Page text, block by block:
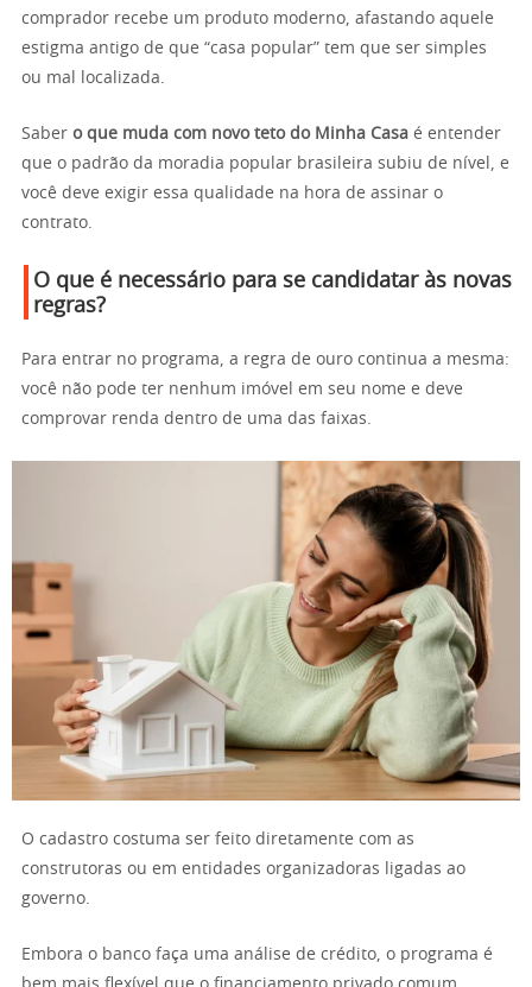
comprador recebe um produto moderno, afastando aquele
estigma antigo de que “casa popular” tem que ser simples
ou mal localizada.
Saber o que muda com novo teto do Minha Casa é entender
que o padrão da moradia popular brasileira subiu de nível, e
você deve exigir essa qualidade na hora de assinar o
contrato.
O que é necessário para se candidatar às novas
regras?
Para entrar no programa, a regra de ouro continua a mesma:
você não pode ter nenhum imóvel em seu nome e deve
comprovar renda dentro de uma das faixas.
O cadastro costuma ser feito diretamente com as
construtoras ou em entidades organizadoras ligadas ao
governo.
Embora o banco faça uma análise de crédito, o programa é